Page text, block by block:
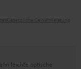
leichte optische